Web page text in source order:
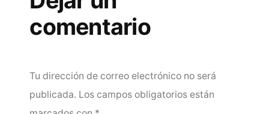
comentario
Tu dirección de correo electrónico no será
publicada. Los campos obligatorios están